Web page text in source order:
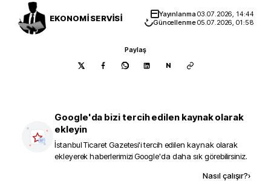
EKONOMİ SERVİSİ Yayınlanma03.07.2026, 14:44
Güncellenme05.07.2026, 01:58
Paylaş
N
Google'da bizi tercih edilen kaynak olarak
ekleyin
İstanbul Ticaret Gazetesi'i tercih edilen kaynak olarak
ekleyerek haberlerimizi Google'da daha sık görebilirsiniz.
Nasıl çalışır?›